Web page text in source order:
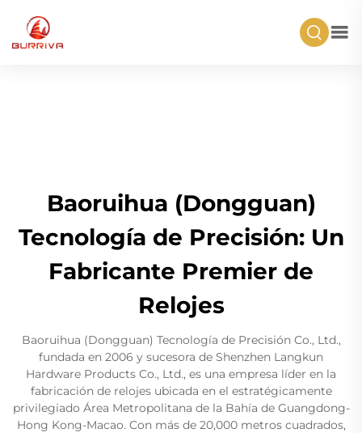
Baoruihua (Dongguan)
Tecnología de Precisión: Un
Fabricante Premier de
Relojes
Baoruihua (Dongguan) Tecnología de Precisión Co., Ltd.,
fundada en 2006 y sucesora de Shenzhen Langkun
Hardware Products Co., Ltd., es una empresa líder en la
fabricación de relojes ubicada en el estratégicamente
privilegiado Área Metropolitana de la Bahía de Guangdong-
Hong Kong-Macao. Con más de 20,000 metros cuadrados,